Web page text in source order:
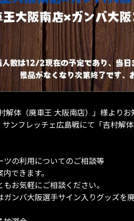
解体（廃車王 大阪南店）」様より
ンフレッチェ広島戦にて「吉村解
の利用についてのご相談等
できます。
お気軽にご相談ください。
ンバ大阪選手サイン入りグッズを